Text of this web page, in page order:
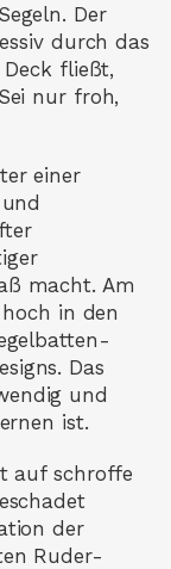
Der
durch das
Deck fließt,
nur froh,
einer
macht. Am
in den
Das
und
ist.
auf schroffe
der
Ruder-